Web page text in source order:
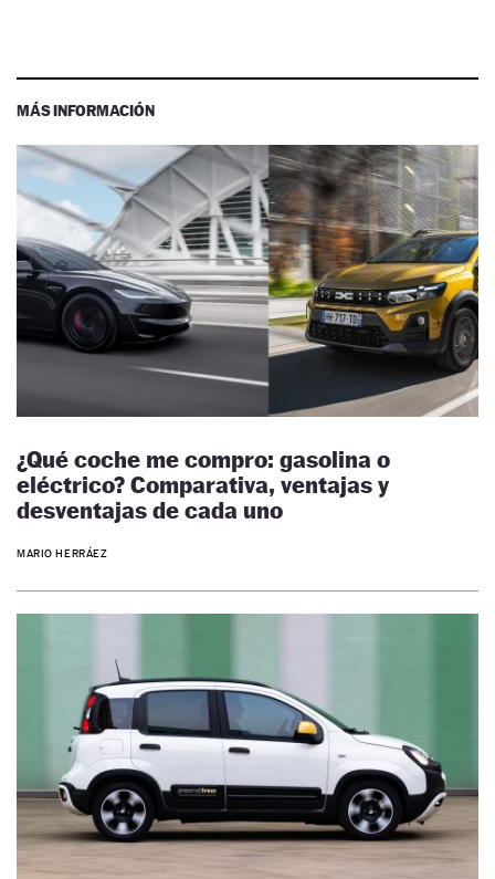
MÁS INFORMACIÓN
¿Qué coche me compro: gasolina o
eléctrico? Comparativa, ventajas y
desventajas de cada uno
MARIO HERRÁEZ